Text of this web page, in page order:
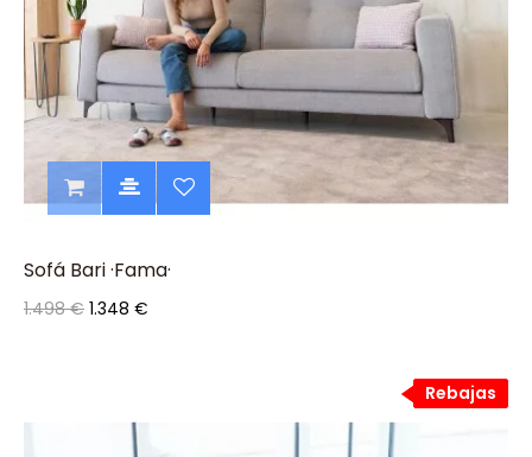
Sofá Bari ·Fama·
1.498 € 1.348 €
Rebajas
Rebajas